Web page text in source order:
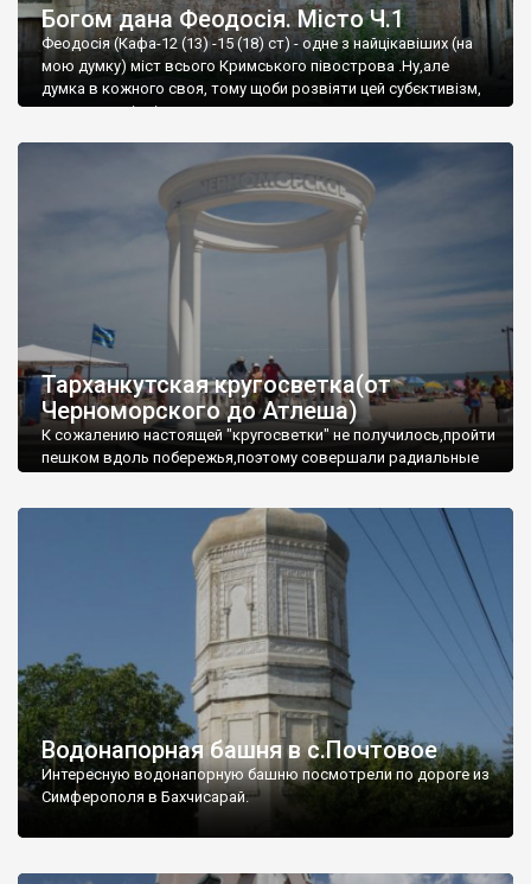
Богом дана Феодосія. Місто Ч.1
Феодосія (Кафа-12 (13) -15 (18) ст) - одне з найцікавіших (на
мою думку) міст всього Кримського півострова .Ну,але
думка в кожного своя, тому щоби розвіяти цей субєктивізм,
запрошую відвідати це
Тарханкутская кругосветка(от
Черноморского до Атлеша)
К сожалению настоящей "кругосветки" не получилось,пройти
пешком вдоль побережья,поэтому совершали радиальные
Водонапорная башня в с.Почтовое
Интересную водонапорную башню посмотрели по дороге из
Симферополя в Бахчисарай.